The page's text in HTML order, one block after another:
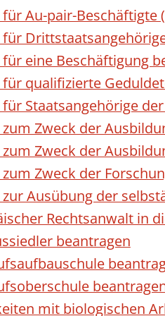
Au-pair-Beschäftigte
eine Beschäftigung
qualifizierte
Staatsangehörige
Zweck der
Zweck der
Zweck der
Ausübung der
Rechtsanwalt in
beantragen
mit biologischen